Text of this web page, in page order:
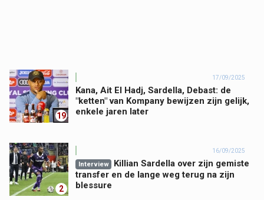
19
17/09/2025
Kana, Ait El Hadj, Sardella, Debast: de
"ketten" van Kompany bewijzen zijn gelijk,
enkele jaren later
2
16/09/2025
Interview
Killian Sardella over zijn gemiste
transfer en de lange weg terug na zijn
blessure